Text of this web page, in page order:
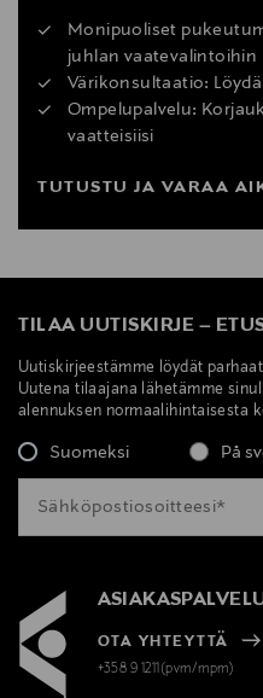
Monipuoliset
juhlan vaatevalintoihin
Värikonsultaatio:
Ompelupalvelu:
vaatteisiisi
TUTUSTU JA VARAA
TILAA UUTISKIRJE –
Uutiskirjeestämme löydät
Uutena tilaajana lähetämme
alennuksen normaalihintaisesta
Suomeksi På
OTA YHTEYTTÄ
+358 9 1211(pvm/mpm)